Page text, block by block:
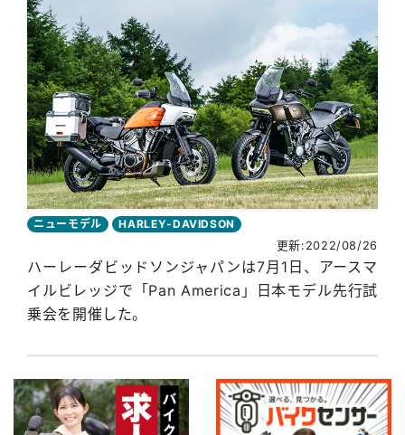
ニューモデル
HARLEY-DAVIDSON
更新:2022/08/26
ハーレーダビッドソンジャパンは7月1日、アースマ
イルビレッジで「Pan America」日本モデル先行試
乗会を開催した。